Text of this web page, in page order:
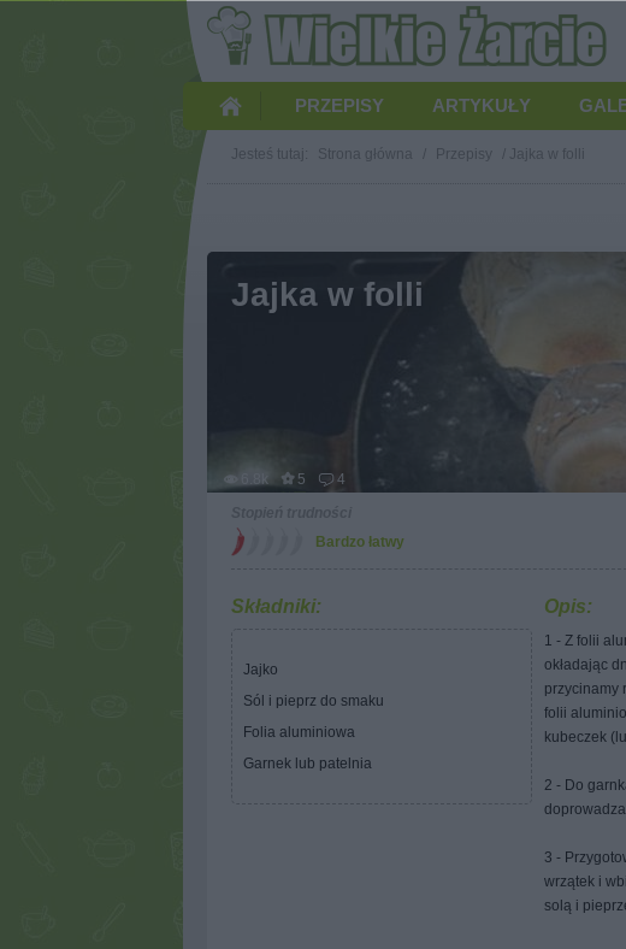
PRZEPISY ARTYKUŁY
Jesteś tutaj: Strona główna / Przepisy / Jajka w folli
Jajka w folli
6.8k 5
4
Bardzo łatwy
Składniki:
Jajko
Sól i pieprz do smaku
Folia aluminiowa
Garnek lub patelnia
Opis:
1 - Z folii
okładając
przycinamy
folii
kubeczek
2 - Do
3 -
wrzątek i
solą i